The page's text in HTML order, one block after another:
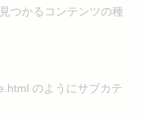
つかるコンテンツの種
のようにサブカテ